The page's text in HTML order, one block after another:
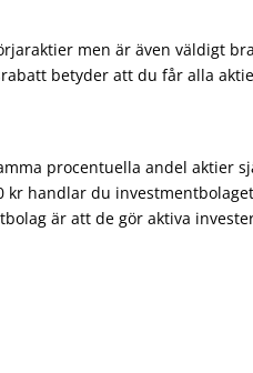
men är även väldigt
betyder att du får alla
procentuella andel aktier
kr handlar du
är att de gör aktiva